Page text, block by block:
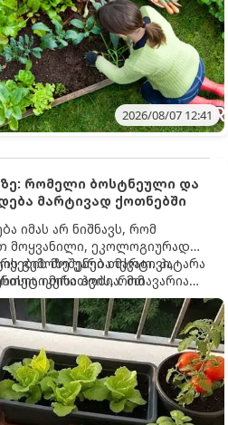
2026/08/07 12:41
რომელი ბოსტნეული და
მარტივად ქოთნებში
იმას არ ნიშნავს, რომ
მოყვანილი, ეკოლოგიურად
გემოზე უარი თქვათ. პატარა
იმისათვის, რომ
საიდანაც
არომატულ მწვანილსა
მოშენება მარტივი,
ჰობია. მთავარია
კულტურები ეგუებიან
ყველაზე კარგად და როგორ